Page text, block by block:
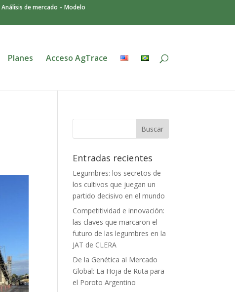
Análisis de mercado – Modelo
Planes Acceso AgTrace
Entradas recientes
Legumbres: los secretos de
los cultivos que juegan un
partido decisivo en el mundo
Competitividad e innovación:
las claves que marcaron el
futuro de las legumbres en la
JAT de CLERA
De la Genética al Mercado
Global: La Hoja de Ruta para
el Poroto Argentino